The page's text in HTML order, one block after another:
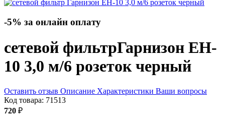
-5% за онлайн оплату
сетевой фильтрГарнизон EH-
10 3,0 м/6 розетокчерный
Оставить отзыв Описание Характеристики Ваши вопросы
Код товара: 71513
720 ₽